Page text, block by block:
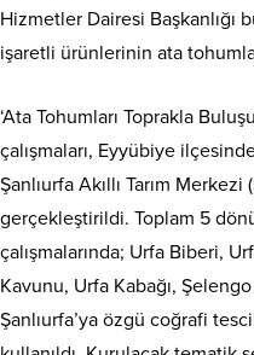
Hizmetler Dairesi Başkanlığı
işaretli ürünlerinin ata
‘Ata Tohumları Toprakla
çalışmaları, Eyyübiye
Şanlıurfa Akıllı Tarım
gerçekleştirildi. Toplam 5
çalışmalarında; Urfa Biberi,
Kavunu, Urfa Kabağı,
Şanlıurfa’ya özgü coğrafi